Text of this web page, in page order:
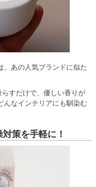
、あの人気ブランドに似た
すだけで、優しい香りが
んなインテリアにも馴染む
策を手軽に！